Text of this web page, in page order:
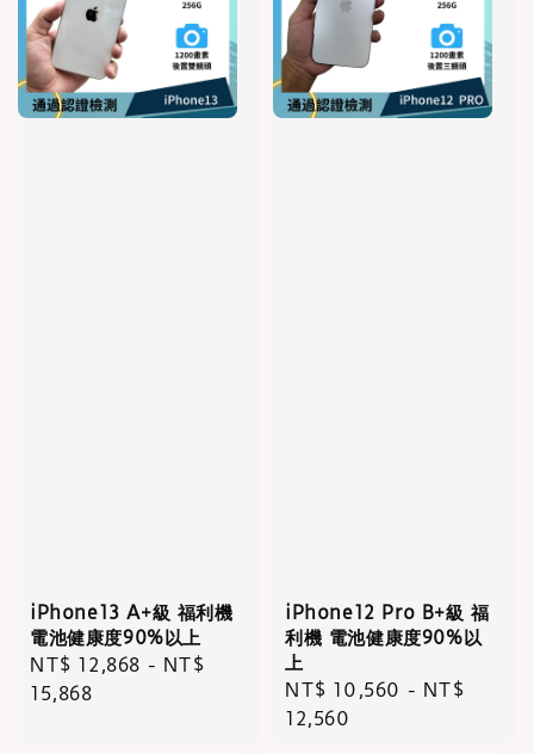
iPhone13 A+級 福利機
電池健康度90%以上
Regular
price
NT$ 12,868 - NT$
15,868
iPhone12 Pro B+級 福
利機 電池健康度90%以
上
Regular
price
NT$ 10,560 - NT$
12,560